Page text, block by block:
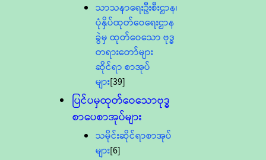
သာသနာရေးဦးစီးဌာန၊
ပုံနှိပ်ထုတ်ဝေရေးဌာန
ခွဲမှ ထုတ်ဝေသော ဗုဒ္ဓ
တရားတော်များ
ဆိုင်ရာ စာအုပ်
များ[39]
ပြင်ပမှထုတ်ဝေသောဗုဒ္ဓ
စာပေစာအုပ်များ
သမိုင်းဆိုင်ရာစာအုပ်
များ[6]